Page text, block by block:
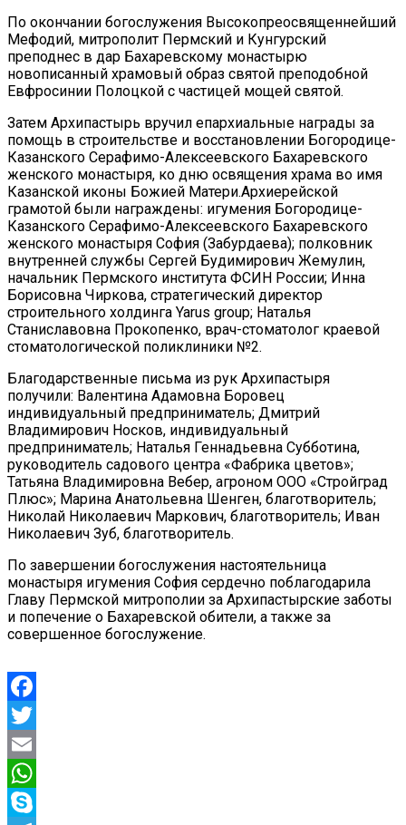
По окончании богослужения Высокопреосвященнейший
Мефодий, митрополит Пермский и Кунгурский
преподнес в дар Бахаревскому монастырю
новописанный храмовый образ святой преподобной
Евфросинии Полоцкой с частицей мощей святой.
Затем Архипастырь вручил епархиальные награды за
помощь в строительстве и восстановлении Богородице-
Казанского Серафимо-Алексеевского Бахаревского
женского монастыря, ко дню освящения храма во имя
Казанской иконы Божией Матери.Архиерейской
грамотой были награждены: игумения Богородице-
Казанского Серафимо-Алексеевского Бахаревского
женского монастыря София (Забурдаева); полковник
внутренней службы Сергей Будимирович Жемулин,
начальник Пермского института ФСИН России; Инна
Борисовна Чиркова, стратегический директор
строительного холдинга Yarus group; Наталья
Станиславовна Прокопенко, врач-стоматолог краевой
стоматологической поликлиники №2.
Благодарственные письма из рук Архипастыря
получили: Валентина Адамовна Боровец
индивидуальный предприниматель; Дмитрий
Владимирович Носков, индивидуальный
предприниматель; Наталья Геннадьевна Субботина,
руководитель садового центра «Фабрика цветов»;
Татьяна Владимировна Вебер, агроном ООО «Стройград
Плюс»; Марина Анатольевна Шенген, благотворитель;
Николай Николаевич Маркович, благотворитель; Иван
Николаевич Зуб, благотворитель.
По завершении богослужения настоятельница
монастыря игумения София сердечно поблагодарила
Главу Пермской митрополии за Архипастырские заботы
и попечение о Бахаревской обители, а также за
совершенное богослужение.
Facebook
Twitter
Email
WhatsApp